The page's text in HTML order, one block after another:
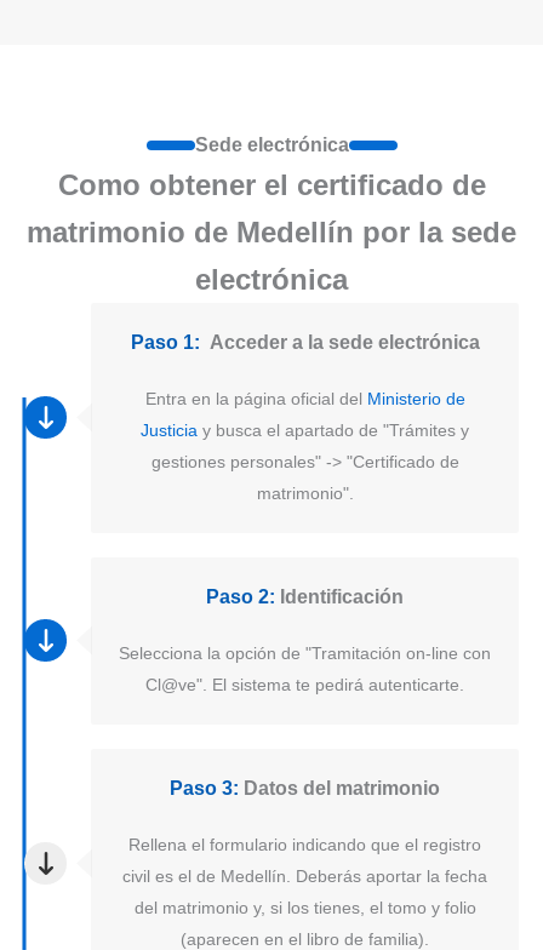
Sede electrónica
Como obtener el certificado de
matrimonio de Medellín por la sede
electrónica
Paso 1: Acceder a la sede electrónica
Entra en la página oficial del Ministerio de
Justicia y busca el apartado de "Trámites y
gestiones personales" -> "Certificado de
matrimonio".
Paso 2: Identificación
Selecciona la opción de "Tramitación on-line con
Cl@ve". El sistema te pedirá autenticarte.
Paso 3: Datos del matrimonio
Rellena el formulario indicando que el registro
civil es el de Medellín. Deberás aportar la fecha
del matrimonio y, si los tienes, el tomo y folio
(aparecen en el libro de familia).